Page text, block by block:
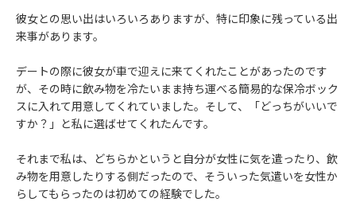
彼女との思い出はいろいろありますが、特に印象に残っている出
来事があります。
デートの際に彼女が車で迎えに来てくれたことがあったのです
が、その時に飲み物を冷たいまま持ち運べる簡易的な保冷ボック
スに入れて用意してくれていました。そして、「どっちがいいで
すか？」と私に選ばせてくれたんです。
それまで私は、どちらかというと自分が女性に気を遣ったり、飲
み物を用意したりする側だったので、そういった気遣いを女性か
らしてもらったのは初めての経験でした。